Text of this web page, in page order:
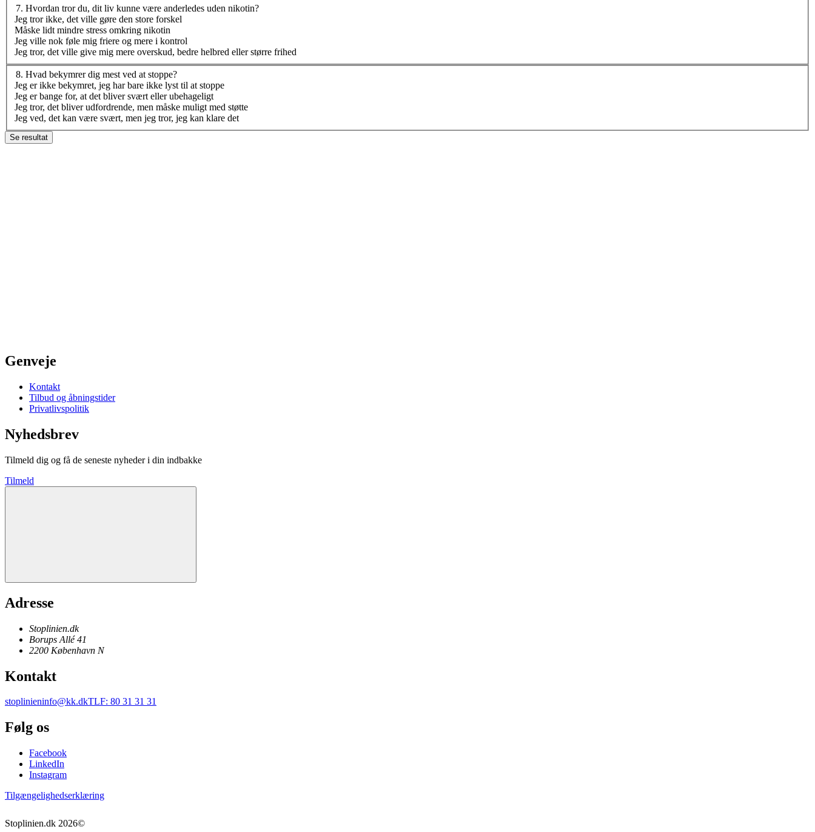
7. Hvordan tror du, dit liv kunne være anderledes uden nikotin?
Jeg tror ikke, det ville gøre den store forskel
Måske lidt mindre stress omkring nikotin
Jeg ville nok føle mig friere og mere i kontrol
Jeg tror, det ville give mig mere overskud, bedre helbred eller større frihed
8. Hvad bekymrer dig mest ved at stoppe?
Jeg er ikke bekymret, jeg har bare ikke lyst til at stoppe
Jeg er bange for, at det bliver svært eller ubehageligt
Jeg tror, det bliver udfordrende, men måske muligt med støtte
Jeg ved, det kan være svært, men jeg tror, jeg kan klare det
Se resultat
Genveje
Kontakt
Tilbud og åbningstider
Privatlivspolitik
Nyhedsbrev
Tilmeld dig og få de seneste nyheder i din indbakke
Tilmeld
Adresse
Stoplinien.dk
Borups Allé 41
2200 København N
Kontakt
stoplinieninfo@kk.dkTLF: 80 31 31 31
Følg os
Facebook
LinkedIn
Instagram
Tilgængelighedserklæring
Stoplinien.dk 2026©